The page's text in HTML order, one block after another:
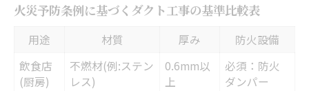
火災予防条例に基づくダクト工事の基準比較表
用途 材質 厚み
防火設備
飲食店
(厨房)
不燃材(例:ステン
レス)
0.6mm以
上
必須：防火
ダンパー